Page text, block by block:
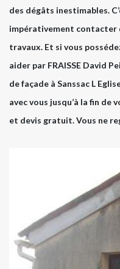
des dégâts inestimables.
impérativement contacter
travaux. Et si vous
aider par FRAISSE David
de façade à Sanssac L
avec vous jusqu’à la fin de
et devis gratuit. Vous ne